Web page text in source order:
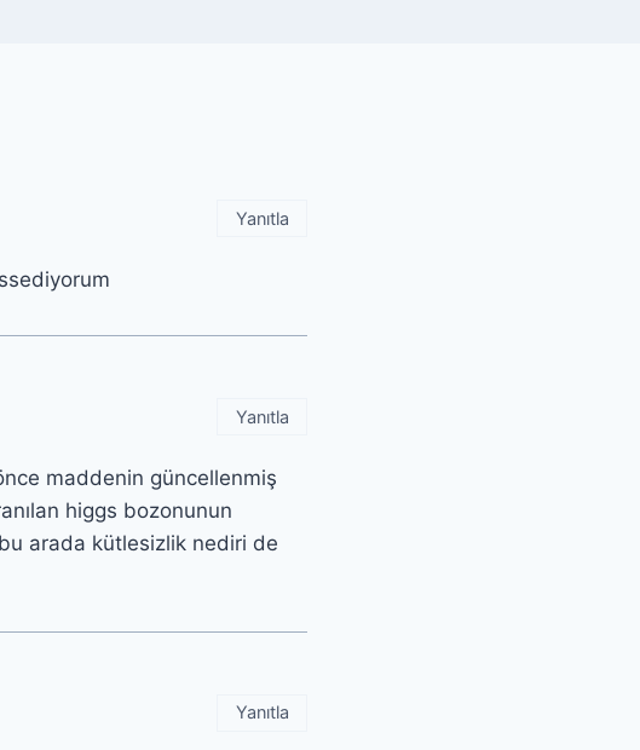
Yanıtla
maddenin güncellenmiş
higgs bozonunun
arada kütlesizlik nediri de
Yanıtla
Yanıtla